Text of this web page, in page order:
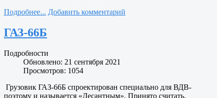
Подробнее... Добавить комментарий
ГАЗ-66Б
Подробности
Обновлено: 21 сентября 2021
Просмотров: 1054
Грузовик ГАЗ-66Б спроектирован специально для ВДВ-
поэтому и называется «Десантным». Принято считать,